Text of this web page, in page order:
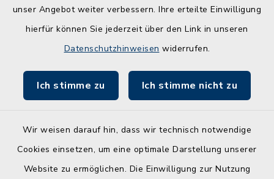
unser Angebot weiter verbessern. Ihre erteilte Einwilligung
hierfür können Sie jederzeit über den Link in unseren
Datenschutzhinweisen widerrufen.
Ich stimme zu Ich stimme nicht zu
Wir weisen darauf hin, dass wir technisch notwendige
Cookies einsetzen, um eine optimale Darstellung unserer
Website zu ermöglichen. Die Einwilligung zur Nutzung
ZBmSH
Entwicklungsagentur für den Lebens- und
Kontakt